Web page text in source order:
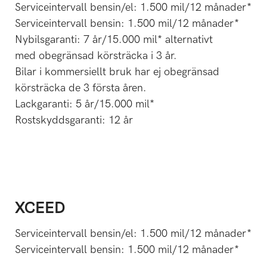
Serviceintervall bensin/el: 1.500 mil/12 månader*
Serviceintervall bensin: 1.500 mil/12 månader*
Nybilsgaranti: 7 år/15.000 mil* alternativt
med obegränsad körsträcka i 3 år.
Bilar i kommersiellt bruk har ej obegränsad
körsträcka de 3 första åren.
Lackgaranti: 5 år/15.000 mil*
Rostskyddsgaranti: 12 år
XCEED
Serviceintervall bensin/el: 1.500 mil/12 månader*
Serviceintervall bensin: 1.500 mil/12 månader*